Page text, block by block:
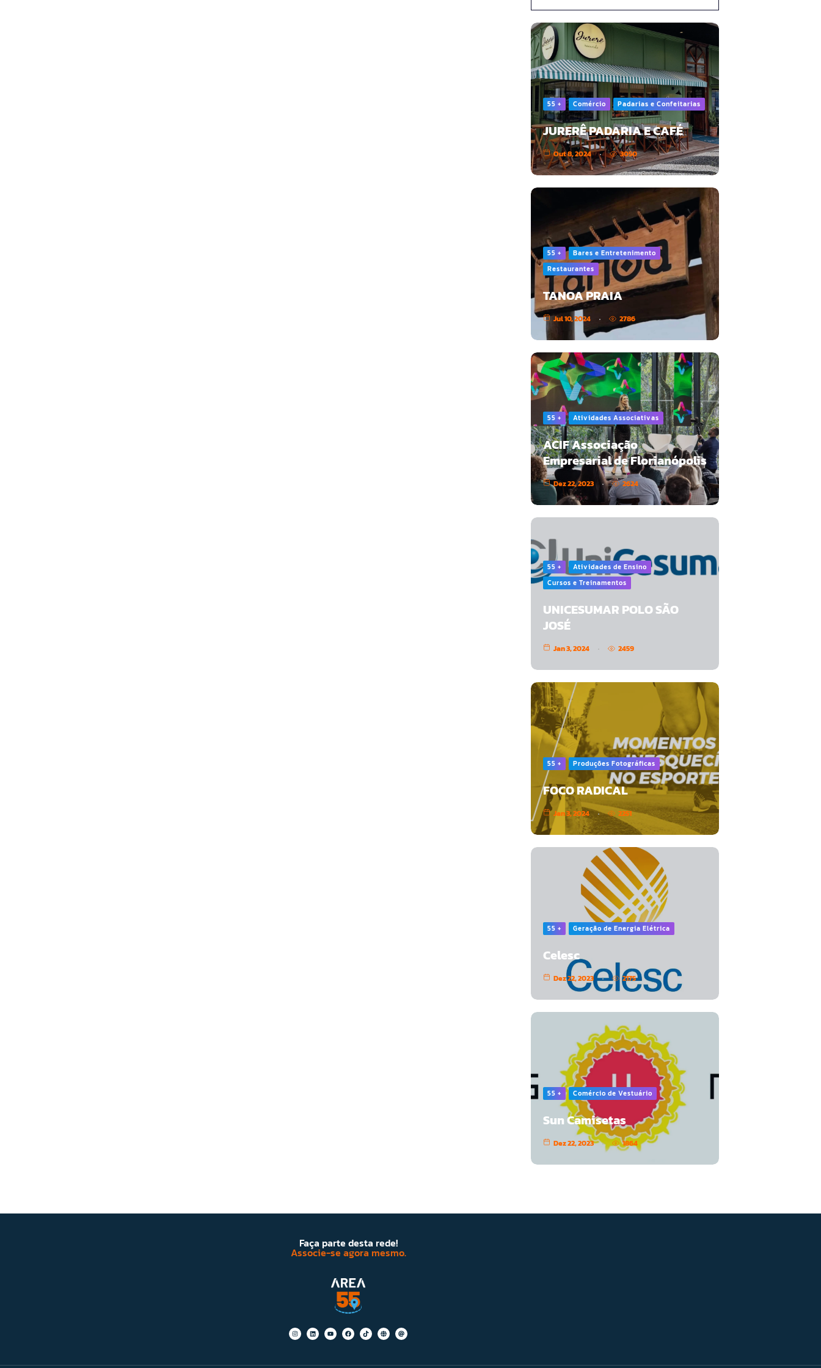
55 + Comércio Padarias e Confeitarias
JURERÊ PADARIA E CAFÉ
Out 8, 2024 3050
55 +
Bares e Entretenimento
Restaurantes
TANOA PRAIA
Jul 10, 2024 2786
55 + Atividades Associativas
ACIF Associação
Empresarial de Florianópolis
Dez 22, 2023 2624
55 +
Atividades de Ensino
Cursos e Treinamentos
UNICESUMAR POLO SÃO
JOSÉ
Jan 3, 2024 2459
55 + Produções Fotográficas
FOCO RADICAL
Jan 3, 2024 2251
55 + Geração de Energia Elétrica
Celesc
Dez 22, 2023 2175
55 + Comércio de Vestuário
Sun Camisetas
Dez 22, 2023 1864
Faça parte desta rede!
Associe-se agora mesmo.